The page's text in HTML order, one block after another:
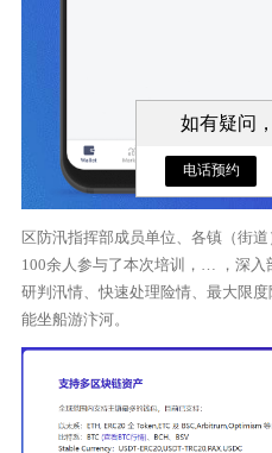
区防汛指挥部成员单位、各镇（街
100余人参与了本次培训，… ，深入
研判汛情、快速处理险情、最大限
能坐船游汴河。
如有疑问
电话预约